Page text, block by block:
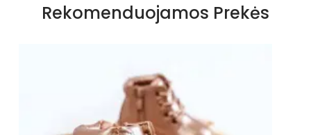
atspalviai
Ekologiška zomša
Šiltas su ekologišku kailiuku
Ekologiškas kailis
Rekomenduojamos Prekės